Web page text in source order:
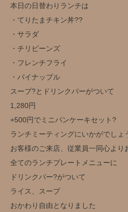
本日の日替わりランチは
・てりたまチキン丼??
・サラダ
・チリビーンズ
・フレンチフライ
・パイナップル
スープ?とドリンクバー️がついて
1,280円️
+500円でミニパンケーキセット?
ランチミーティングにいかがでしょ
お客様のご来店、従業員一同心より
全てのランチプレートメニューに
ドリンクバー?がついて
ライス、スープ
おかわり自由となりました